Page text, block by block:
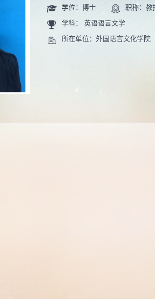
学位：博士 职称：教
学科： 英语语言文学
所在单位：外国语言文化学院